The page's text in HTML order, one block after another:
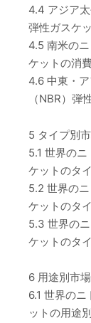
4.4 アジア
弾性ガスケ
4.5 南米の
ケットの消
4.6 中東・
（NBR）弾
5 タイプ別
5.1 世界の
ケットのタ
5.2 世界の
ケットのタ
5.3 世界の
ケットのタ
6 用途別市
6.1 世界の
ットの用途